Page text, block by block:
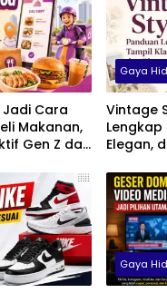
Jadi Cara
Makanan,
Gen Z dan
Gaya
Vintage
Lengkap
Elegan,
Gaya